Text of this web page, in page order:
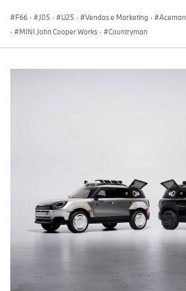
F66 · J05 · U25 · Vendas e Marketing · Aceman
·
MINI John Cooper Works · Countryman